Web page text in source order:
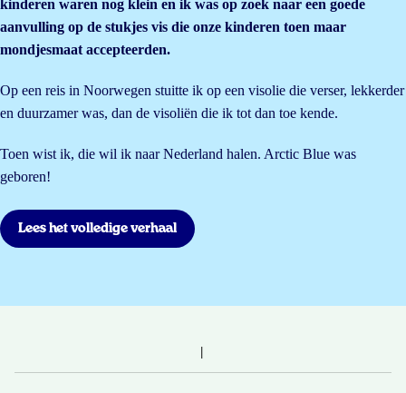
kinderen waren nog klein en ik was op zoek naar een goede
aanvulling op de stukjes vis die onze kinderen toen maar
mondjesmaat accepteerden.
Op een reis in Noorwegen stuitte ik op een visolie die verser, lekkerder
en duurzamer was, dan de visoliën die ik tot dan toe kende.
Toen wist ik, die wil ik naar Nederland halen. Arctic Blue was
geboren!
Lees het volledige verhaal